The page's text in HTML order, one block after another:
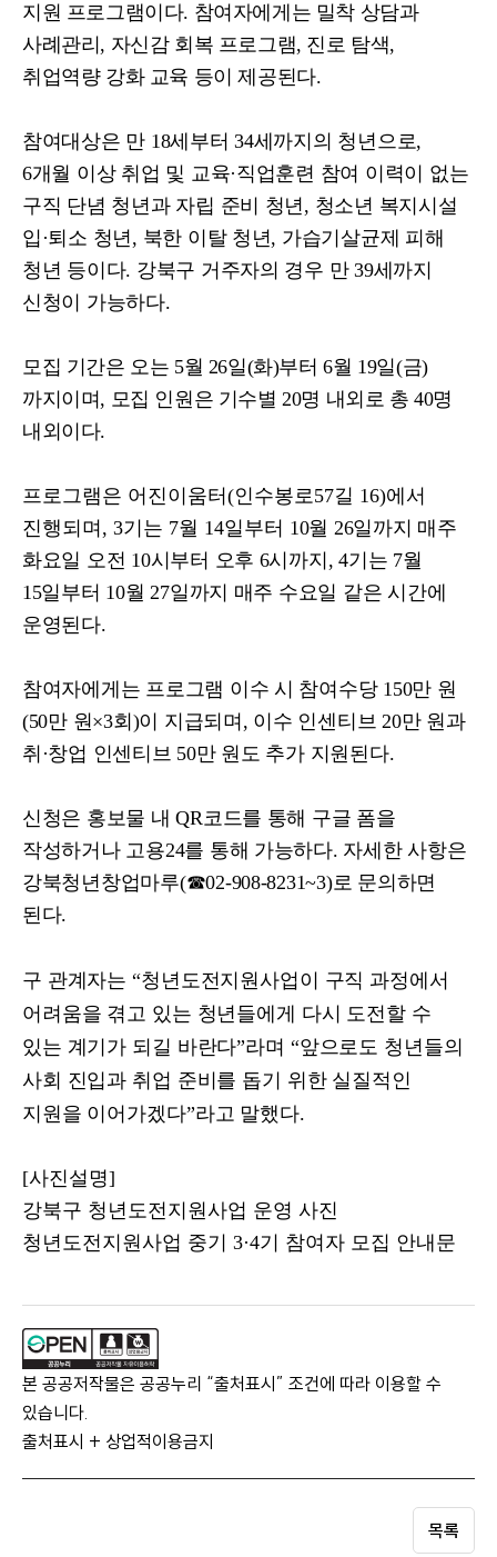
지원 프로그램이다. 참여자에게는 밀착 상담과
사례관리 , 자신감 회복 프로그램, 진로 탐색,
취업역량 강화 교육 등이 제공된다.
참여대상은 만 18세부터34세까지의 청년으로,
6개월 이상 취업 및 교육·직업훈련 참여 이력이 없는
구직 단념 청년과 자립 준비 청년, 청소년 복지시설
입 ·퇴소 청년, 북한 이탈 청년, 가습기살균제 피해
청년 등이다. 강북구 거주자의 경우 만39세까지
신청이 가능하다.
모집 기간은 오는 5월 26일(화)부터6월 19일(금)
까지이며 , 모집 인원은 기수별20명 내외로 총40명
내외이다.
프로그램은 어진이움터 (인수봉로57길 16)에서
진행되며 , 3기는 7월 14일부터 10월 26일까지 매주
화요일 오전 10시부터 오후 6시까지 , 4기는 7월
15일부터 10월27일까지 매주 수요일 같은 시간에
운영된다.
참여자에게는 프로그램 이수 시 참여수당 150만 원
(50만 원×3회 )이 지급되며 , 이수 인센티브20만 원과
취 ·창업 인센티브 50만 원도 추가 지원된다.
신청은 홍보물 내QR코드를 통해 구글 폼을
작성하거나 고용24를 통해 가능하다. 자세한 사항은
강북청년창업마루(☎02-908-8231~3)로 문의하면
된다.
구 관계자는“청년도전지원사업이 구직 과정에서
어려움을 겪고 있는 청년들에게 다시 도전할 수
있는 계기가 되길 바란다”라며 “앞으로도 청년들의
사회 진입과 취업 준비를 돕기 위한 실질적인
지원을 이어가겠다”라고 말했다.
[사진설명]
강북구 청년도전지원사업 운영 사진
청년도전지원사업 중기 3·4기 참여자 모집 안내문
본 공공저작물은 공공누리 “출처표시” 조건에 따라 이용할 수
있습니다.
출처표시 + 상업적이용금지
목록